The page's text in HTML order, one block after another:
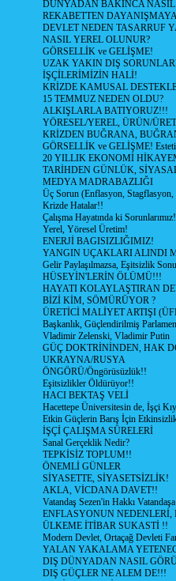
DÜNYADAN BAKINCA
REKABETTEN
DEVLET NEDEN TASARRUF
NASIL YEREL OLUNUR?
GÖRSELLİK ve GELİŞME!
UZAK YAKIN DIŞ
İŞÇİLERİMİZİN HALİ!
KRİZDE KAMUSAL
15 TEMMUZ NEDEN OLDU?
ALKIŞLARLA BATIYORUZ!!!
YÖRESEL/YEREL, ÜRÜN/
KRİZDEN BUĞRANA,
GÖRSELLİK ve GELİŞME!
20 YILLIK EKONOMİ
TARİHDEN GÜNLÜK,
MEDYA MADRABAZLIĞI
Üç Sorun (Enflasyon, Stagflasyon,
Krizde Hatalar!!
Çalışma Hayatında ki
Yerel, Yöresel Üretim!
ENERJİ BAGISIZLIĞIMIZ!
YANGIN UÇAKLARI ALINDI
Gelir Paylaşılmazsa, Eşitsizlik
HÜSEYİN'LERİN ÖLÜMÜ!!!
HAYATI KOLAYLAŞTIRAN
BİZİ KİM, SÖMÜRÜYOR ?
ÜRETİCİ MALİYET ARTIŞI
Başkanlık, Güçlendirilmiş
Vladimir Zelenski, Vladimir Putin
GÜÇ DOKTRİNİNDEN, HAK
UKRAYNA/RUSYA
ÖNGÖRÜ/Öngörüsüzlük!!
Eşitsizlikler Öldürüyor!!
HACI BEKTAŞ VELİ
Hacettepe Üniversitesin de, İşçi
Etkin Güçlerin Barış İçin
İŞÇİ ÇALIŞMA SÜRELERİ
Sanal Gerçeklik Nedir?
TEPKİSİZ TOPLUM!!
ÖNEMLİ GÜNLER
SİYASETTE, SİYASETSİZLİK!
AKLA, VİCDANA DAVET!!
Vatandaş Sezen'in Hakkı
ENFLASYONUN NEDENLERİ,
ÜLKEME İTİBAR SUKASTİ !!
Modern Devlet, Ortaçağ Devleti
YALAN YAKALAMA
DIŞ DÜNYADAN NASIL
DIŞ GÜÇLER NE ALEM DE!!!